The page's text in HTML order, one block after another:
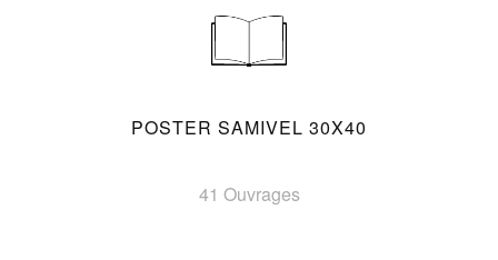
POSTER SAMIVEL 30X40
41 Ouvrages